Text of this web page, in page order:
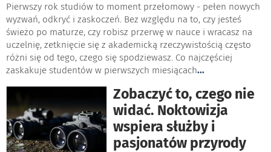
Pierwszy rok studiów to moment przełomowy - pełen nowych
wyzwań, odkryć i zaskoczeń. Bez względu na to, czy jesteś
świeżo po maturze, czy robisz przerwę w nauce i wracasz na
uczelnię, zetknięcie się z akademicką rzeczywistością często
różni się od tego, czego się spodziewasz. Co najczęściej
zaskakuje studentów w pierwszych miesiącach...
Zobaczyć to, czego nie
widać. Noktowizja
wspiera służby i
pasjonatów przyrody